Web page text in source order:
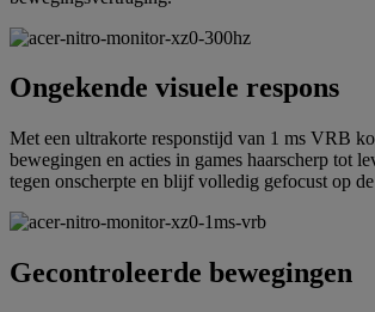
Ongekende visuele respons
Met een ultrakorte responstijd van 1 ms VRB
bewegingen en acties in games haarscherp tot
tegen onscherpte en blijf volledig gefocust op
Gecontroleerde bewegingen